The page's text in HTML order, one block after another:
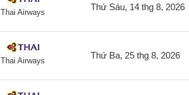
Thai Airways
Thứ Sáu, 14 thg 8, 2026
Thai Airways
Thứ Ba, 25 thg 8, 2026